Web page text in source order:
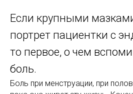
Если крупными
портрет пациентки с
то первое, о чем
боль.
Боль при менструации, при